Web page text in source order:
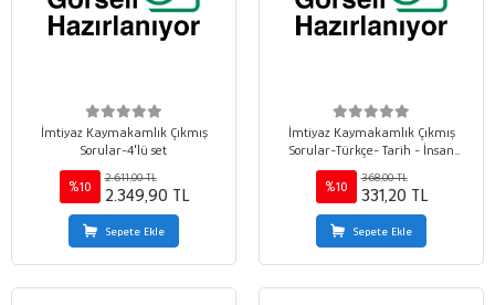
İmtiyaz Kaymakamlık Çıkmış
Sorular-4'lü set
%10
2.611,00 TL
2.349,90 TL
Sepete Ekle
İmtiyaz Kaymakamlık Çıkmış
Sorular-Türkçe- Tarih - İnsan
Hakları ve Demokratikleşme
%10
368,00 TL
331,20 TL
Sepete Ekle